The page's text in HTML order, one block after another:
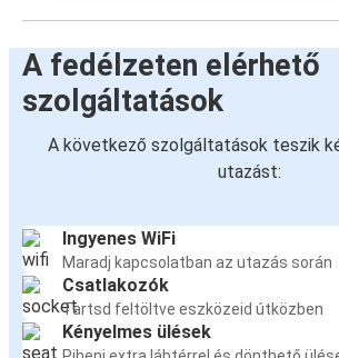
A fedélzeten elérhető
szolgáltatások
A következő szolgáltatások teszik
utazást:
Ingyenes WiFi
Maradj kapcsolatban az utazás során
Csatlakozók
Tartsd feltöltve eszközeid útközben
Kényelmes ülések